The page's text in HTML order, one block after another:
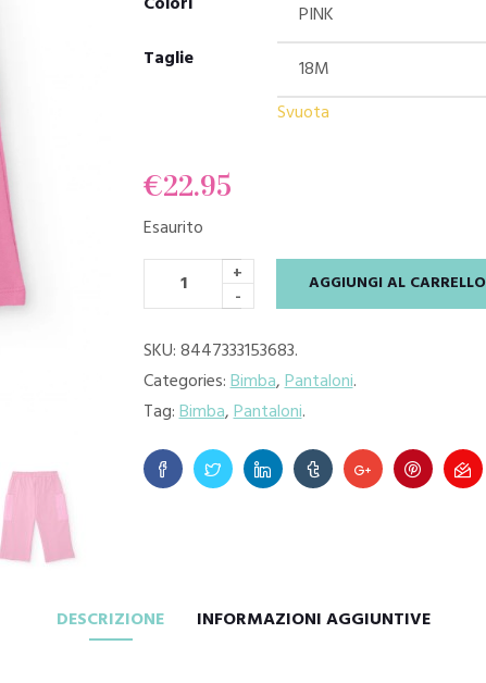
Taglie
Svuota
€22.95
Esaurito
+
-
AGGIUNGI AL CARRELLO
SKU:8447333153683.
Categories:Bimba,Pantaloni.
Tag:Bimba,Pantaloni.
DESCRIZIONE INFORMAZIONI AGGIUNTIVE